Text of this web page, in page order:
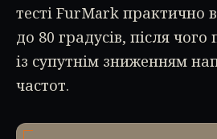
тесті FurMark практично
до 80 градусів, після чого
із супутнім зниженням
частот.